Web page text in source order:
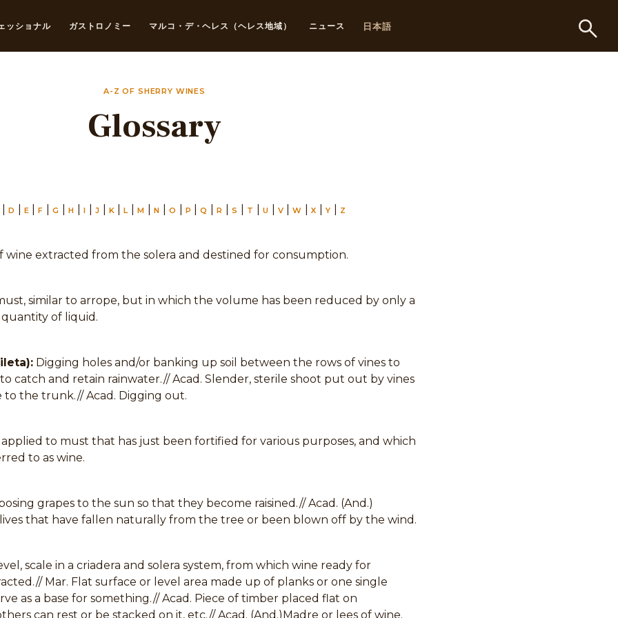
ッショナル ガストロノミー マルコ・デ・ヘレス（ヘレス地域） ニュース 日本語
A-Z OF SHERRY WINES
Glossary
D E |F |G |H I J K |L |M N O P |Q |R |S T U V |W |X |Y Z
wine extracted from the solera and destined for consumption.
similar to arrope, but in which the volume has been reduced by only a
of liquid.
Digging holes and/or banking up soil between the rows of vines to
catch and retain rainwater.// Acad. Slender, sterile shoot put out by vines
to the trunk.// Acad. Digging out.
to must that has just been fortified for various purposes, and which
to as wine.
grapes to the sun so that they become raisined.// Acad. (And.)
that have fallen naturally from the tree or been blown off by the wind.
scale in a criadera and solera system, from which wine ready for
Mar. Flat surface or level area made up of planks or one single
as a base for something.// Acad. Piece of timber placed flat on
can rest or be stacked on it, etc.// Acad. (And.)Madre or lees of wine.